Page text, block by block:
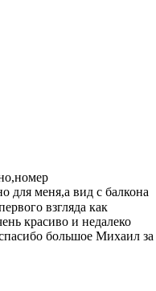
для меня,а вид с балкона
взгляда как
красиво и недалеко
большое Михаил за